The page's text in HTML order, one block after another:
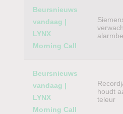
Category
Beursnieuws
vandaag |
LYNX
Morning Call
Beursnieuws
vandaag |
LYNX
Morning Call
houdt
teleur